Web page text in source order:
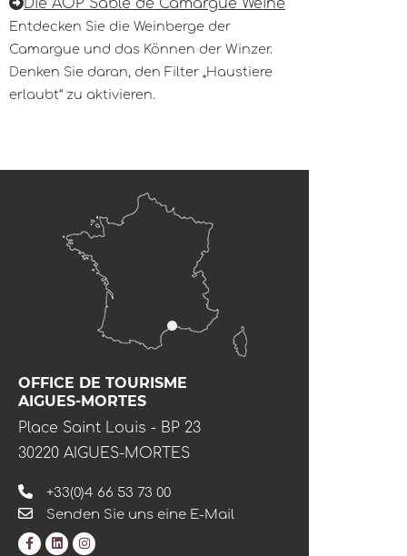
Die AOP Sable de Camargue Weine
Entdecken Sie die Weinberge der
Camargue und das Können der Winzer.
Denken Sie daran, den Filter „Haustiere
erlaubt“ zu aktivieren.
OFFICE DE TOURISME
AIGUES-MORTES
Place Saint Louis - BP 23
30220 AIGUES-MORTES
+33(0)4 66 53 73 00
Senden Sie uns eine E-Mail